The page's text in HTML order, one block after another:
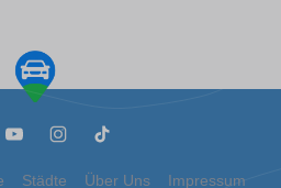
Städte Über Uns Impressum